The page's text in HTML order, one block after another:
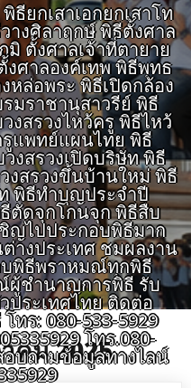
ยกเสาเอกยกเสาโท
างศิลาฤกษ์ พิธีตั้งศาล
ตั้งศาลเจ้าที่ตายาย
ศาลองค์เทพ พิธีพุทธ
หล่อพระ พิธีเปิดกล้อง
มราชานุสาวรีย์ พิธี
งสรวงไหว้ครู พิธีไหว้
แพทย์แผนไทย พิธี
งสรวงเปิดบริษัท พิธี
งสรวงขึ้นบ้านใหม่ พิธี
พิธีทำบุญประจำปี
ตัดจุกโกนจุก พิธีสืบ
ญไปประกอบพิธีมาก
างประเทศ ชมผลงาน
พิธีพราหมณ์ทุกพิธี
ผู้ชำนาญการพิธี รับ
ประเทศไทย ติดต่อ
ร: 080-533-5929
โทร.080-
อบถามข้อมูลทางไลน์
คม 2025